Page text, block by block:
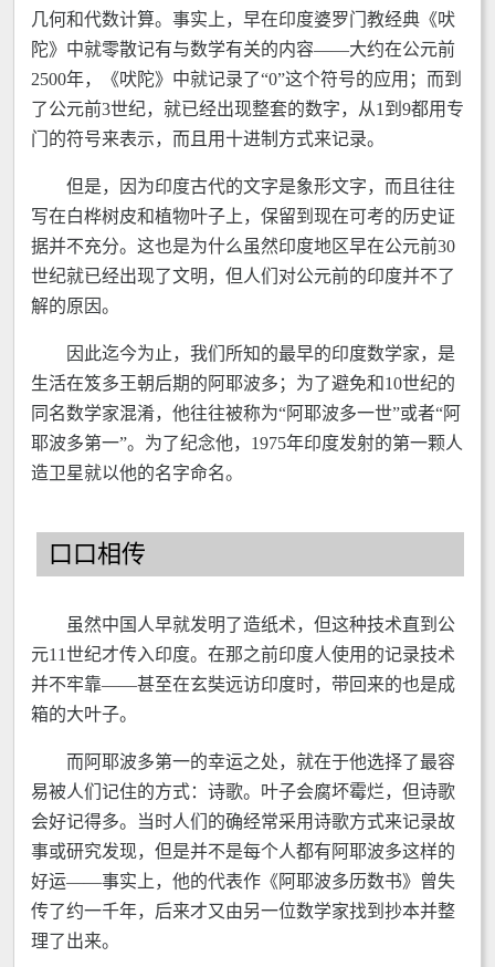
几何和代数计算。事实上，早在印度婆罗门教经典《吠
陀》中就零散记有与数学有关的内容——大约在公元前
2500年，《吠陀》中就记录了“0”这个符号的应用；而到
了公元前3世纪，就已经出现整套的数字，从1到9都用专
门的符号来表示，而且用十进制方式来记录。
但是，因为印度古代的文字是象形文字，而且往往
写在白桦树皮和植物叶子上，保留到现在可考的历史证
据并不充分。这也是为什么虽然印度地区早在公元前30
世纪就已经出现了文明，但人们对公元前的印度并不了
解的原因。
因此迄今为止，我们所知的最早的印度数学家，是
生活在笈多王朝后期的阿耶波多；为了避免和10世纪的
同名数学家混淆，他往往被称为“阿耶波多一世”或者“阿
耶波多第一”。为了纪念他，1975年印度发射的第一颗人
造卫星就以他的名字命名。
口口相传
虽然中国人早就发明了造纸术，但这种技术直到公
元11世纪才传入印度。在那之前印度人使用的记录技术
并不牢靠——甚至在玄奘远访印度时，带回来的也是成
箱的大叶子。
而阿耶波多第一的幸运之处，就在于他选择了最容
易被人们记住的方式：诗歌。叶子会腐坏霉烂，但诗歌
会好记得多。当时人们的确经常采用诗歌方式来记录故
事或研究发现，但是并不是每个人都有阿耶波多这样的
好运——事实上，他的代表作《阿耶波多历数书》曾失
传了约一千年，后来才又由另一位数学家找到抄本并整
理了出来。